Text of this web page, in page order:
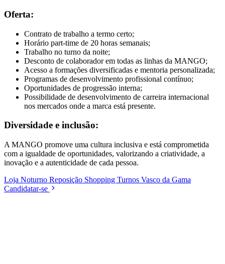
Oferta:
Contrato de trabalho a termo certo;
Horário part-time de 20 horas semanais;
Trabalho no turno da noite;
Desconto de colaborador em todas as linhas da MANGO;
Acesso a formações diversificadas e mentoria personalizada;
Programas de desenvolvimento profissional contínuo;
Oportunidades de progressão interna;
Possibilidade de desenvolvimento de carreira internacional
nos mercados onde a marca está presente.
Diversidade e inclusão:
A MANGO promove uma cultura inclusiva e está comprometida
com a igualdade de oportunidades, valorizando a criatividade, a
inovação e a autenticidade de cada pessoa.
Loja Noturno Reposição Shopping Turnos Vasco da Gama
Candidatar-se